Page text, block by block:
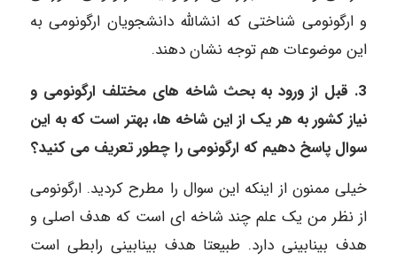
و ارگونومی شناختی که انشالله دانشجویان ارگونومی به
این موضوعات هم توجه نشان دهند.
3. قبل از ورود به بحث شاخه های مختلف ارگونومی و
نیاز کشور به هر یک از این شاخه ها، بهتر است که به این
سوال پاسخ دهیم که ارگونومی را چطور تعریف می کنید؟
خیلی ممنون از اینکه این سوال را مطرح کردید. ارگونومی
از نظر من یک علم چند شاخه ای است که هدف اصلی و
هدف بینابینی دارد. طبیعتا هدف بینابینی رابطی است